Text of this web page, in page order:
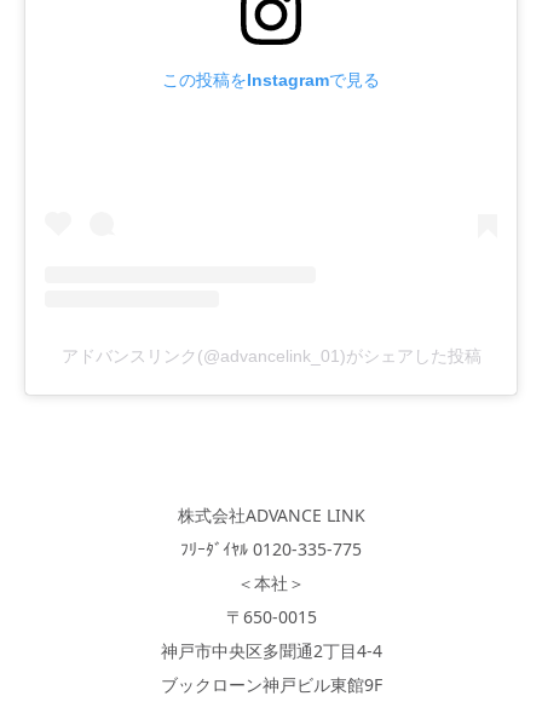
この投稿をInstagramで見る
アドバンスリンク(@advancelink_01)がシェアした投稿
株式会社ADVANCE LINK
ﾌﾘｰﾀﾞｲﾔﾙ 0120-335-775
＜本社＞
〒650-0015
神戸市中央区多聞通2丁目4-4
ブックローン神戸ビル東館9F